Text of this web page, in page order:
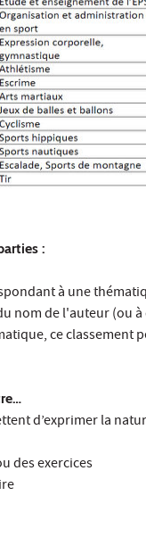
:
à une
nom de l'auteur (ou
ce classement
d’exprimer la
des exercices